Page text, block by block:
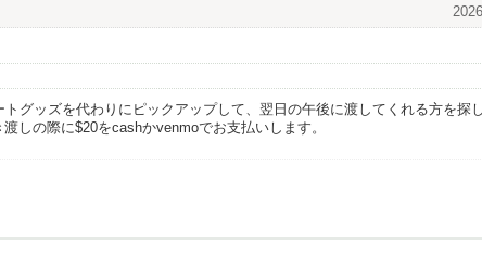
グッズを代わりにピックアップして、翌日の午後に渡してくれる方を探
しの際に$20をcashかvenmoでお支払いします。